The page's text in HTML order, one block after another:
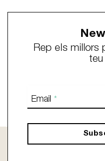
Rep els millors
Email *